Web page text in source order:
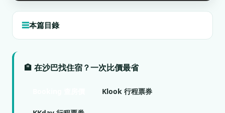
本篇目錄
🏨 在沙巴找住宿？一次比價最省
Klook 行程票券